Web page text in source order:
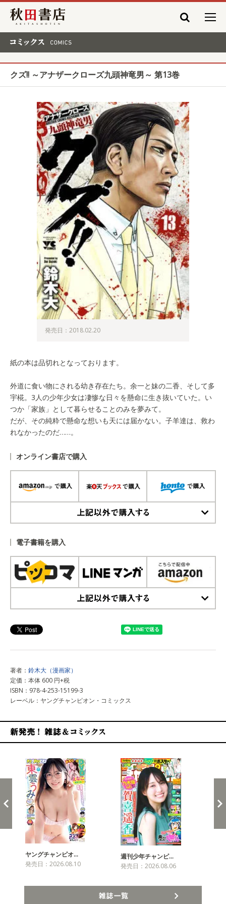
秋田書店
クズ!! ～アナザークローズ九頭神竜男～ 第13巻
発売日：2018.02.20
紙の本は品切れとなっております。
外道に食い物にされる幼き存在たち。余一と妹の二香、そして多
宇椛。3人の少年少女は凄惨な日々を懸命に生き抜いていた。い
つか「家族」として暮らせることのみを夢みて。
だが、その純粋で懸命な想いも天には届かない。子羊達は、救わ
れなかったのだ……。
オンライン書店で購入
電子書籍を購入
著者： 鈴木大（漫画家）
定価：本体 600 円+税
ISBN：978-4-253-15199-3
レーベル：ヤングチャンピオン・コミックス
ヤングチャンピオ…
発売日：2026.08.10
週刊少年チャンピ…
発売日：2026.08.06